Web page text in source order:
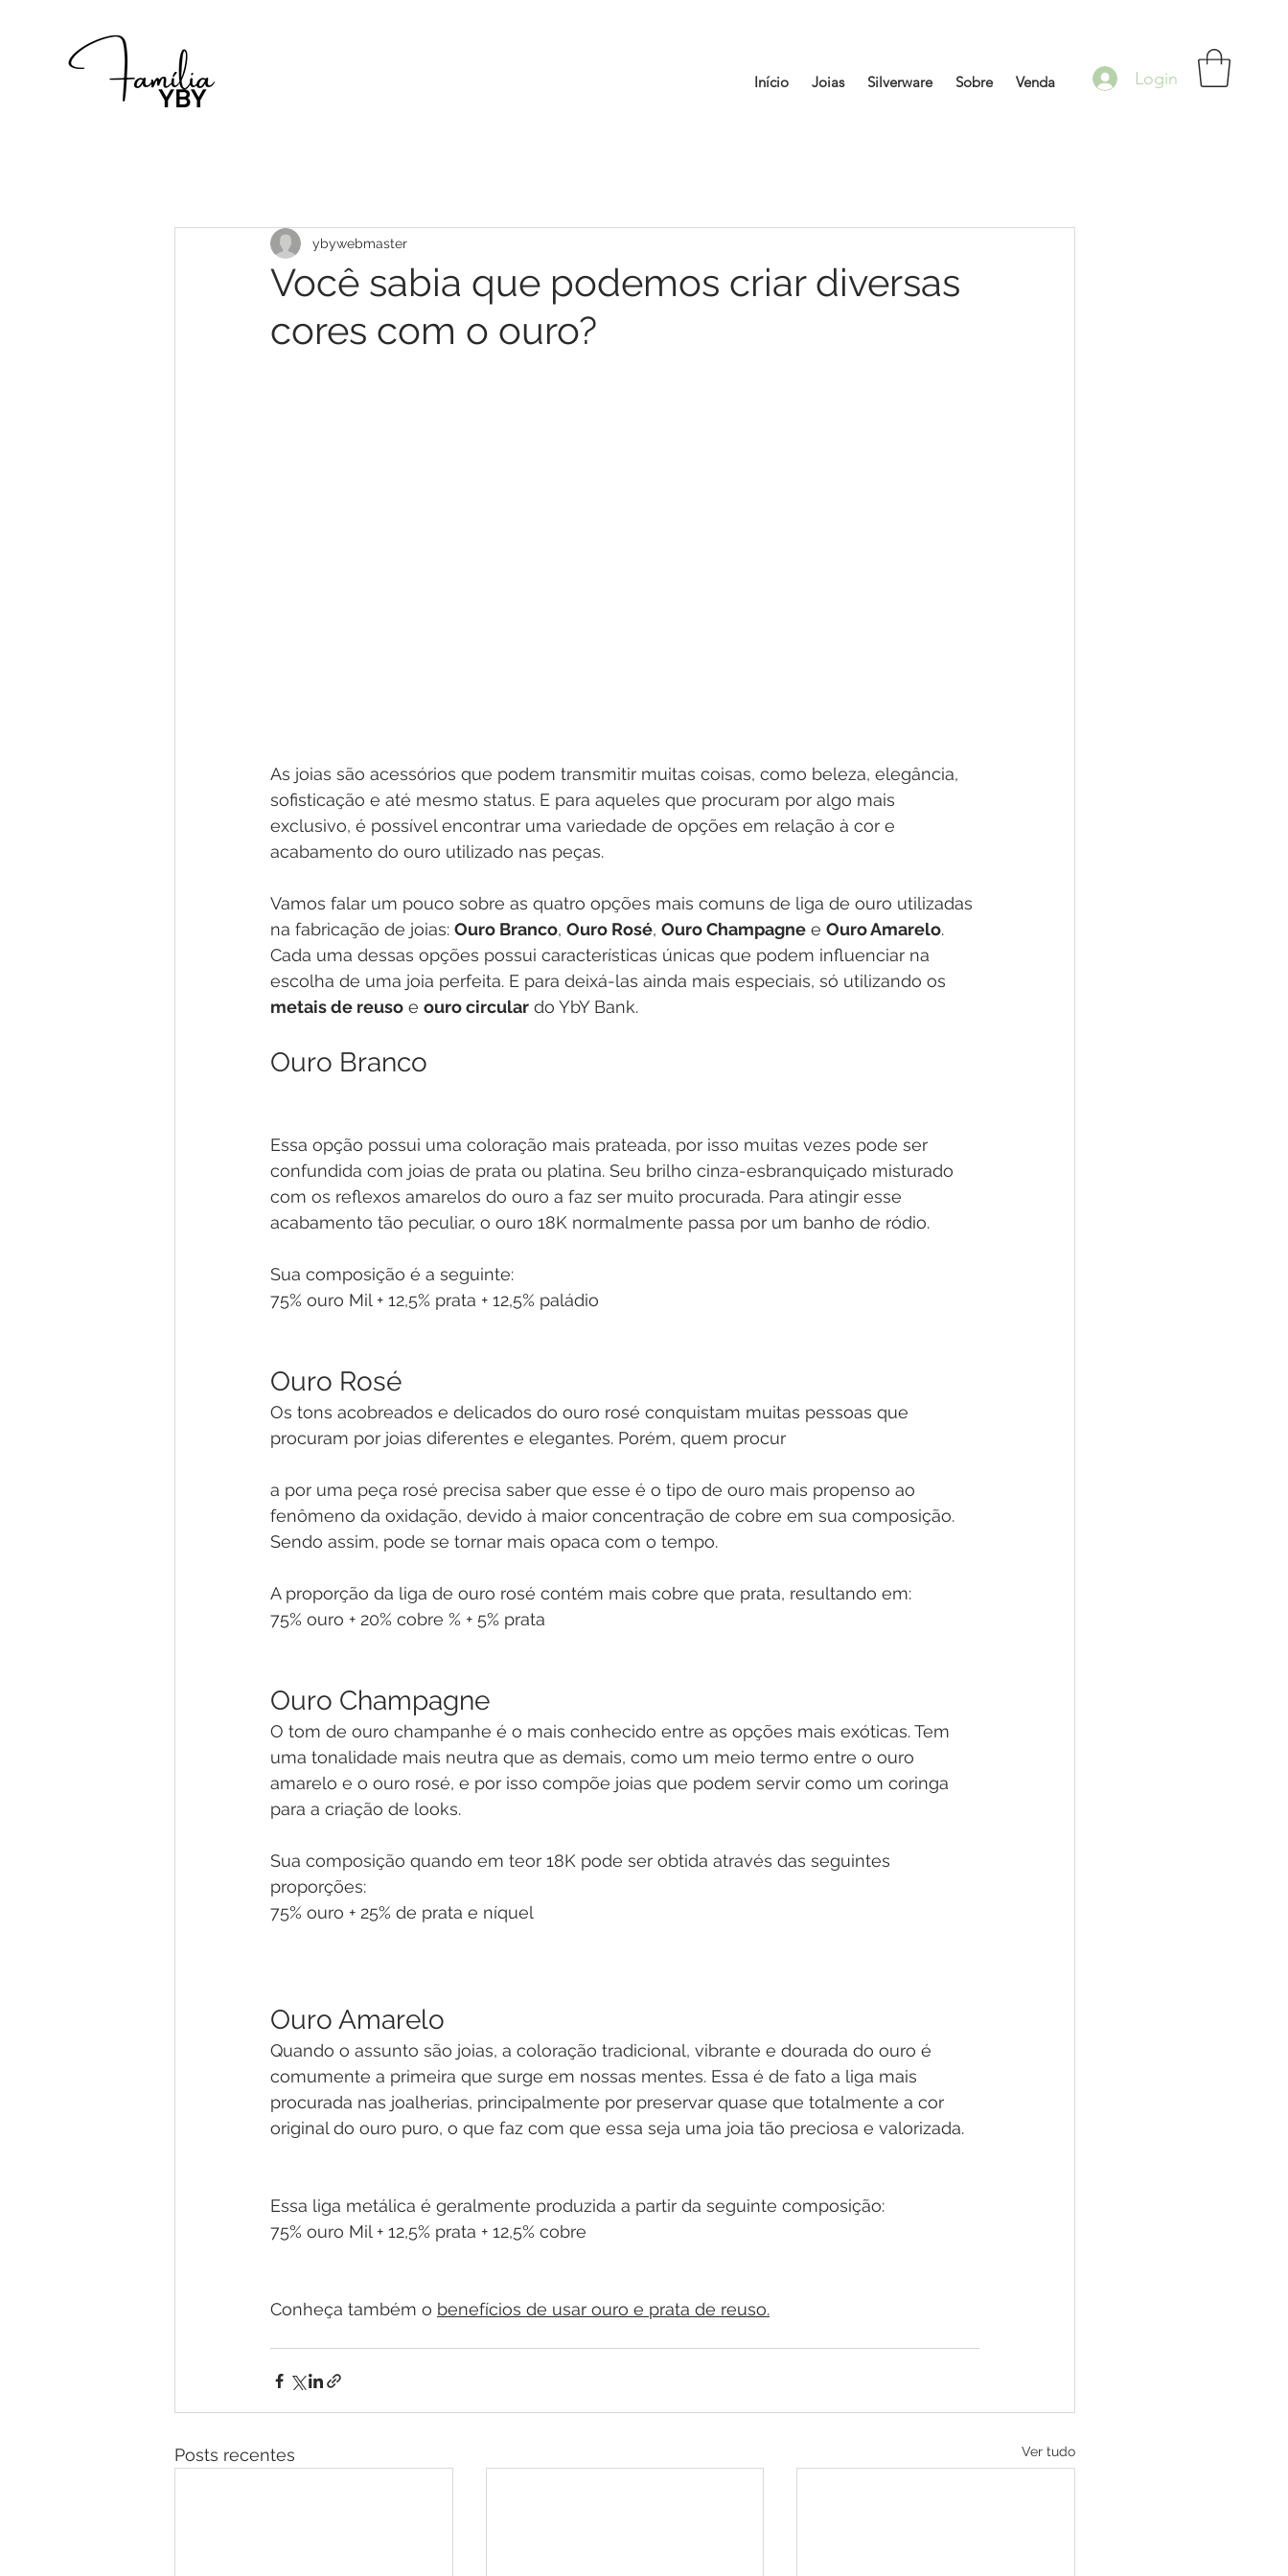
Início Joias Silverware Sobre Venda Login
Você sabia que podemos criar diversas
cores com o ouro?
ybywebmaster
As joias são acessórios que podem transmitir muitas coisas, como beleza, elegância,
sofisticação e até mesmo status. E para aqueles que procuram por algo mais
exclusivo, é possível encontrar uma variedade de opções em relação à cor e
acabamento do ouro utilizado nas peças.
Vamos falar um pouco sobre as quatro opções mais comuns de liga de ouro utilizadas
na fabricação de joias: Ouro Branco, Ouro Rosé, Ouro Champagne e Ouro Amarelo.
Cada uma dessas opções possui características únicas que podem influenciar na
escolha de uma joia perfeita. E para deixá-las ainda mais especiais, só utilizando os
metais de reuso e ouro circular do YbY Bank.
Ouro Branco
Essa opção possui uma coloração mais prateada, por isso muitas vezes pode ser
confundida com joias de prata ou platina. Seu brilho cinza-esbranquiçado misturado
com os reflexos amarelos do ouro a faz ser muito procurada. Para atingir esse
acabamento tão peculiar, o ouro 18K normalmente passa por um banho de ródio.
Sua composição é a seguinte:
75% ouro Mil + 12,5% prata + 12,5% paládio
Ouro Rosé
Os tons acobreados e delicados do ouro rosé conquistam muitas pessoas que
procuram por joias diferentes e elegantes. Porém, quem procur
a por uma peça rosé precisa saber que esse é o tipo de ouro mais propenso ao
fenômeno da oxidação, devido à maior concentração de cobre em sua composição.
Sendo assim, pode se tornar mais opaca com o tempo.
A proporção da liga de ouro rosé contém mais cobre que prata, resultando em:
75% ouro + 20% cobre % + 5% prata
Ouro Champagne
O tom de ouro champanhe é o mais conhecido entre as opções mais exóticas. Tem
uma tonalidade mais neutra que as demais, como um meio termo entre o ouro
amarelo e o ouro rosé, e por isso compõe joias que podem servir como um coringa
para a criação de looks.
Sua composição quando em teor 18K pode ser obtida através das seguintes
proporções:
75% ouro + 25% de prata e níquel
Ouro Amarelo
Quando o assunto são joias, a coloração tradicional, vibrante e dourada do ouro é
comumente a primeira que surge em nossas mentes. Essa é de fato a liga mais
procurada nas joalherias, principalmente por preservar quase que totalmente a cor
original do ouro puro, o que faz com que essa seja uma joia tão preciosa e valorizada.
Essa liga metálica é geralmente produzida a partir da seguinte composição:
75% ouro Mil + 12,5% prata + 12,5% cobre
Conheça também o benefícios de usar ouro e prata de reuso.
Posts recentes Ver tudo